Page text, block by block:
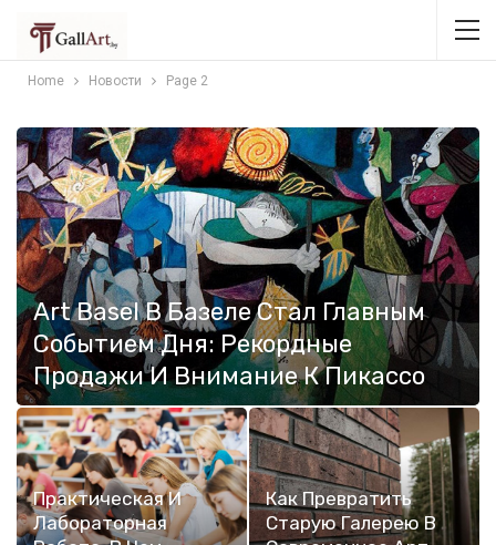
Home Новости Page 2
Art Basel В Базеле Стал Главным
Событием Дня: Рекордные
Продажи И Внимание К Пикассо
Практическая И
Лабораторная
Как Превратить
Старую Галерею В